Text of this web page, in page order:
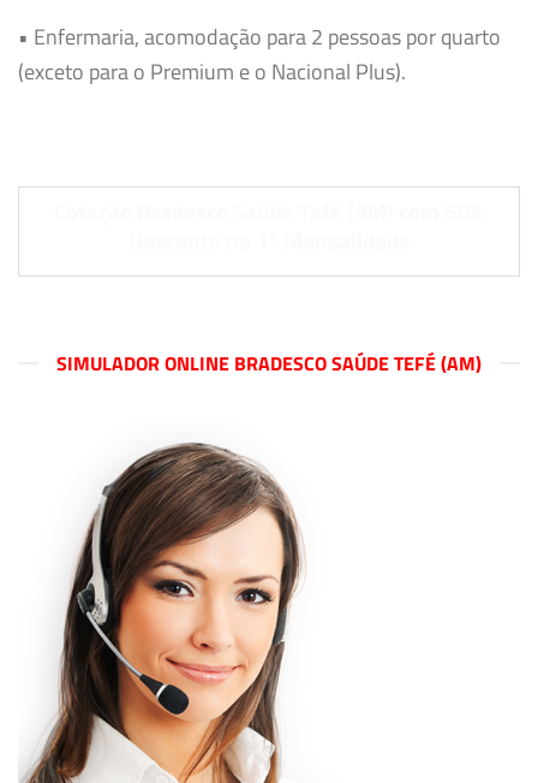
• Enfermaria, acomodação para 2 pessoas por quarto
(exceto para o Premium e o Nacional Plus).
SIMULADOR ONLINE BRADESCO SAÚDE TEFÉ (AM)